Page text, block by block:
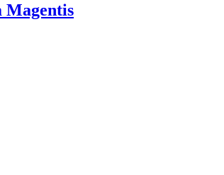
Magentis